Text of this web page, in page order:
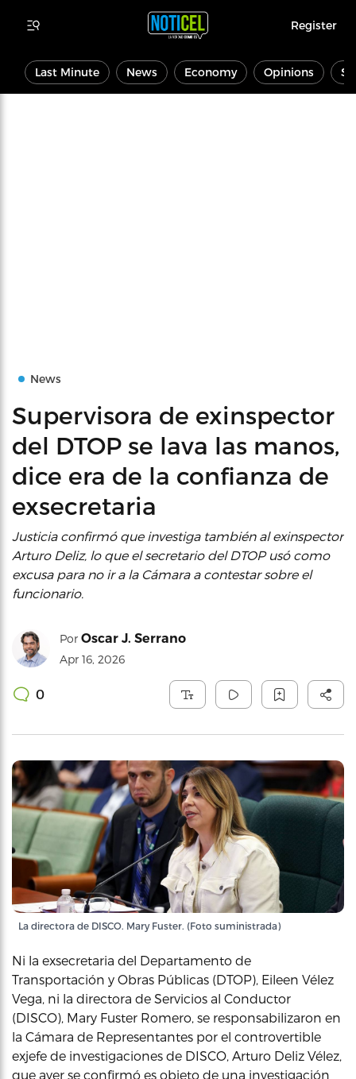
Register
Last Minute News Economy Opinions
News
Supervisora de exinspector
del DTOP se lava las manos,
dice era de la confianza de
exsecretaria
Justicia confirmó que investiga también al exinspector
Arturo Deliz, lo que el secretario del DTOP usó como
excusa para no ir a la Cámara a contestar sobre el
funcionario.
Por Oscar J. Serrano
Apr 16, 2026
0
La directora de DISCO. Mary Fuster. (Foto suministrada)
Ni la exsecretaria del Departamento de
Transportación y Obras Públicas (DTOP), Eileen Vélez
Vega, ni la directora de Servicios al Conductor
(DISCO), Mary Fuster Romero, se responsabilizaron en
la Cámara de Representantes por el controvertible
exjefe de investigaciones de DISCO, Arturo Deliz Vélez,
que ayer se confirmó es objeto de una investigación